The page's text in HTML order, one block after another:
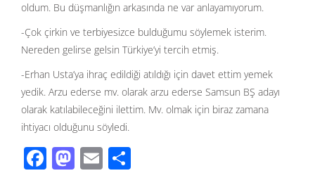
oldum. Bu düşmanlığın arkasında ne var anlayamıyorum.
-Çok çirkin ve terbiyesizce bulduğumu söylemek isterim.
Nereden gelirse gelsin Türkiye’yi tercih etmiş.
-Erhan Usta’ya ihraç edildiği atıldığı için davet ettim yemek
yedik. Arzu ederse mv. olarak arzu ederse Samsun BŞ adayı
olarak katılabileceğini ilettim. Mv. olmak için biraz zamana
ihtiyacı olduğunu söyledi.
F M E